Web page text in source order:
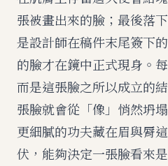
張被畫出來的臉；最後落
是設計師在稿件末尾簽下
的臉才在鏡中正式現身。
而是這張臉之所以成立的
張臉就會從「像」悄然坍
更細膩的功夫藏在眉與脣
伏，能夠決定一張臉看來